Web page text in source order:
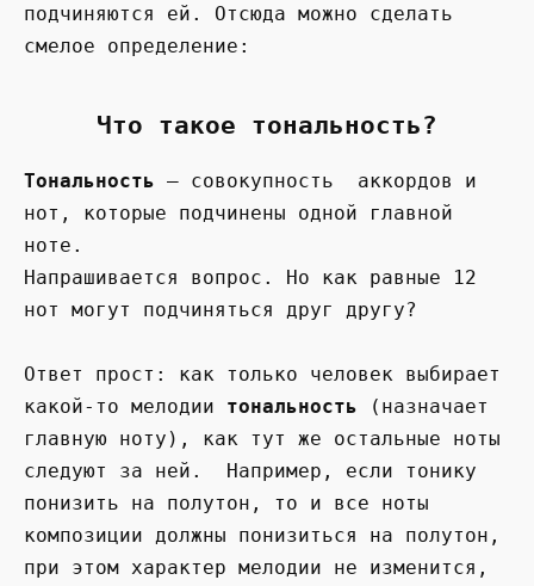
подчиняются ей. Отсюда можно сделать
смелое определение:
Что такое тональность?
Тональность — совокупность аккордов и
нот, которые подчинены одной главной
ноте.
Напрашивается вопрос. Но как равные 12
нот могут подчиняться друг другу?
Ответ прост: как только человек выбирает
какой-то мелодии тональность (назначает
главную ноту), как тут же остальные ноты
следуют за ней. Например, если тонику
понизить на полутон, то и все ноты
композиции должны понизиться на полутон,
при этом характер мелодии не изменится,